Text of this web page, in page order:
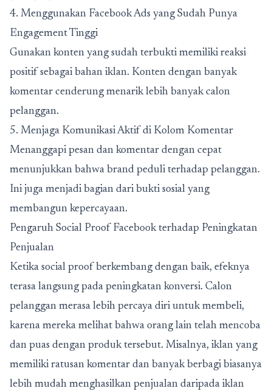
4. Menggunakan Facebook Ads yang Sudah Punya
Engagement Tinggi
Gunakan konten yang sudah terbukti memiliki reaksi
positif sebagai bahan iklan. Konten dengan banyak
komentar cenderung menarik lebih banyak calon
pelanggan.
5. Menjaga Komunikasi Aktif di Kolom Komentar
Menanggapi pesan dan komentar dengan cepat
menunjukkan bahwa brand peduli terhadap pelanggan.
Ini juga menjadi bagian dari bukti sosial yang
membangun kepercayaan.
Pengaruh Social Proof Facebook terhadap Peningkatan
Penjualan
Ketika social proof berkembang dengan baik, efeknya
terasa langsung pada peningkatan konversi. Calon
pelanggan merasa lebih percaya diri untuk membeli,
karena mereka melihat bahwa orang lain telah mencoba
dan puas dengan produk tersebut. Misalnya, iklan yang
memiliki ratusan komentar dan banyak berbagi biasanya
lebih mudah menghasilkan penjualan daripada iklan